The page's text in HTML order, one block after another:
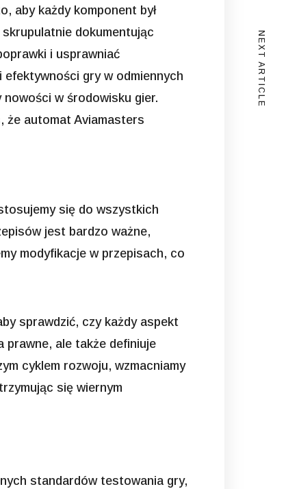
aby każdy komponent był
dokumentując
i usprawniać
gry w odmiennych
w środowisku gier.
że automat Aviamasters
się do wszystkich
jest bardzo ważne,
modyfikacje w przepisach, co
sprawdzić, czy każdy aspekt
prawne, ale także definiuje
cyklem rozwoju, wzmacniamy
się wiernym
standardów testowania gry,
NEXT ARTICLE